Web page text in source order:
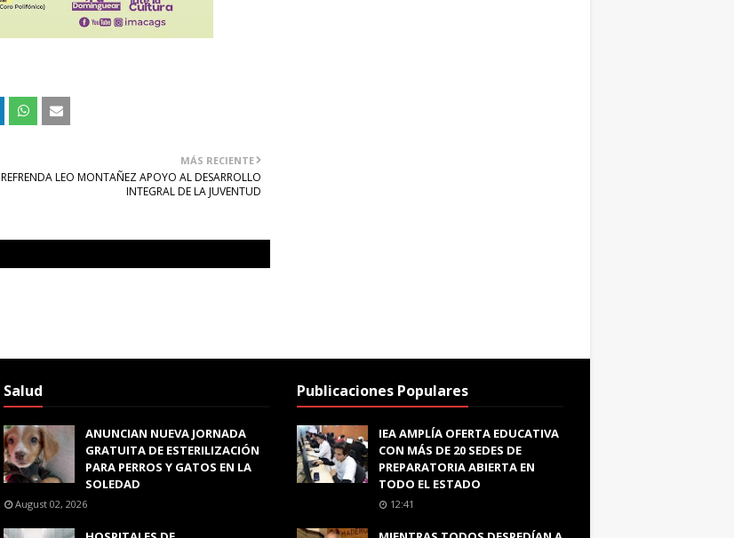
MÁS RECIENTE
REFRENDA LEO MONTAÑEZ APOYO AL DESARROLLO
INTEGRAL DE LA JUVENTUD
Salud
ANUNCIAN NUEVA JORNADA
GRATUITA DE ESTERILIZACIÓN
PARA PERROS Y GATOS EN LA
SOLEDAD
August 02, 2026
Publicaciones Populares
IEA AMPLÍA OFERTA EDUCATIVA
CON MÁS DE 20 SEDES DE
PREPARATORIA ABIERTA EN
TODO EL ESTADO
12:41